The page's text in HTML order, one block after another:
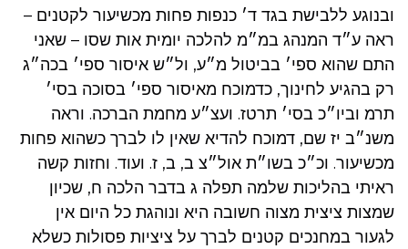
ובנוגע ללבישת בגד ד׳ כנפות פחות מכשיעור לקטנים –
ראה ע״ד המנהג במ״מ להלכה יומית אות שסו – שאני
התם שהוא ספי׳ בביטול מ״ע, ול״ש איסור ספי׳ בכה״ג
רק בהגיע לחינוך, כדמוכח מאיסור ספי׳ בסוכה בסי׳
תרמ וביו״כ בסי׳ תרטז. ועצ״ע מחמת הברכה. וראה
משנ״ב יז שם, דמוכח להדיא שאין לו לברך כשהוא פחות
מכשיעור. וכ״כ בשו״ת אול״צ ב, ב, ז. ועוד. וחזות קשה
ראיתי בהליכות שלמה תפלה ג בדבר הלכה ח, שכיון
שמצות ציצית מצוה חשובה היא ונוהגת כל היום אין
לגעור במחנכים קטנים לברך על ציציות פסולות כשלא